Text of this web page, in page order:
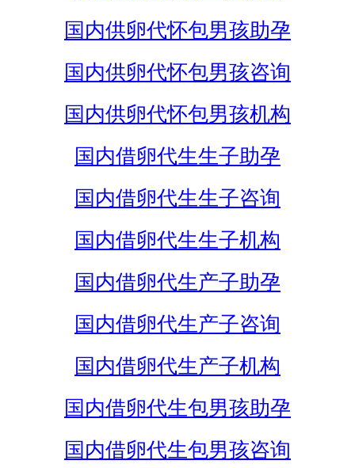
国内供卵代怀包男孩助孕
国内供卵代怀包男孩咨询
国内供卵代怀包男孩机构
国内借卵代生生子助孕
国内借卵代生生子咨询
国内借卵代生生子机构
国内借卵代生产子助孕
国内借卵代生产子咨询
国内借卵代生产子机构
国内借卵代生包男孩助孕
国内借卵代生包男孩咨询